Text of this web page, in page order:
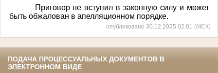
Приговор не вступил в законную силу и может
быть обжалован в апелляционном порядке.
опубликовано 30.12.2025 02:01 (МСК)
ПОДАЧА ПРОЦЕССУАЛЬНЫХ ДОКУМЕНТОВ В
ЭЛЕКТРОННОМ ВИДЕ